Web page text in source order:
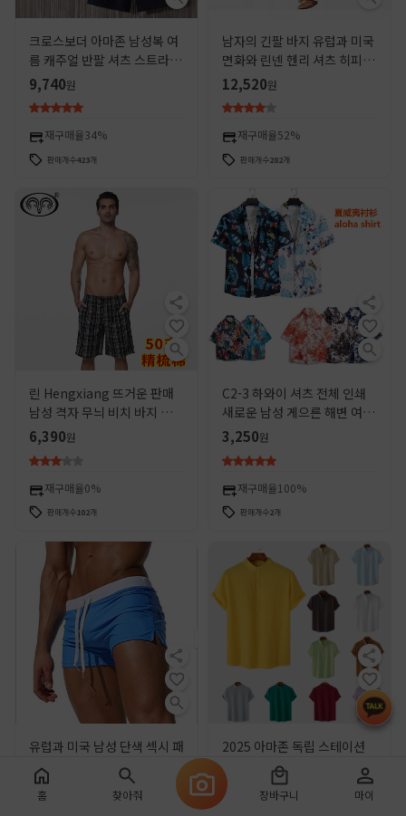
홈 찾아줘 장바구니 마이
크로스보더 아마존 남성복 여
름 캐주얼 반팔 셔츠 스트라이
프 비치 드로스트링 반바지 투
피스 세트
9,740원
재구매율34%
판매개수423개
남자의 긴팔 바지 유럽과 미국
면화와 린넨 헨리 셔츠 히피 캐
주얼 비치 세트 단색 유럽 코드
크로스 보더 재고
12,520원
재구매율52%
판매개수282개
린 Hengxiang 뜨거운 판매
남성 격자 무늬 비치 바지 면
느슨한 캐주얼 대형 바지 남성
스포츠 반바지 도매
6,390원
재구매율0%
판매개수102개
C2-3 하와이 셔츠 전체 인쇄
새로운 남성 게으른 해변 여름
스타일 빠른 건조 수영복 광동
핫 라이닝
3,250원
재구매율 100%
판매개수2개
유럽과 미국 남성 단색 섹시 패
션 백 포켓 디자인 비치 통기성
속건 바지 플랫 앵글 비치 팬츠
수영 바지
3,740
2025 아마존 독립 스테이션
여름 남성 코튼과 린넨 스탠드
칼라 캐주얼 반팔 셔츠 비치 티
셔츠 셔츠 남성 의류
7,420 원